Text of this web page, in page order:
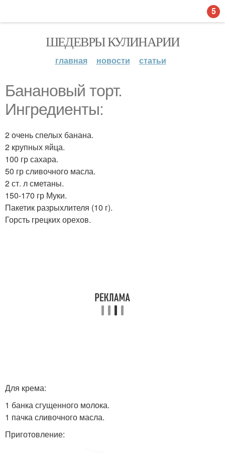
ШЕДЕВРЫ КУЛИНАРИИ
главная новости статьи
Банановый торт.
Ингредиенты:
2 очень спелых банана.
2 крупных яйца.
100 гр сахара.
50 гр сливочного масла.
2 ст. л сметаны.
150-170 гр Муки.
Пакетик разрыхлителя (10 г).
Горсть грецких орехов.
Для крема:
1 банка сгущенного молока.
1 пачка сливочного масла.
Приготовление:
5